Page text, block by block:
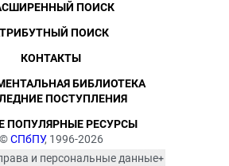
©СПбПУ, 1996-2026
и персональные данные
ПОИСК
ПОИСК
КОНТАКТЫ
БИБЛИОТЕКА
ПОСТУПЛЕНИЯ
ПОПУЛЯРНЫЕ РЕСУРСЫ